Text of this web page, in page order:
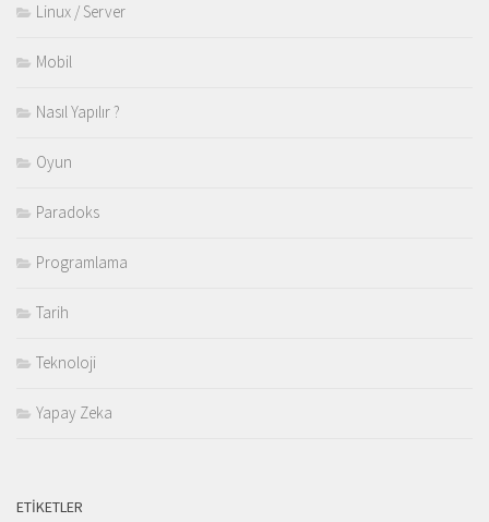
Linux / Server
Mobil
Nasıl Yapılır ?
Oyun
Paradoks
Programlama
Tarih
Teknoloji
Yapay Zeka
ETIKETLER